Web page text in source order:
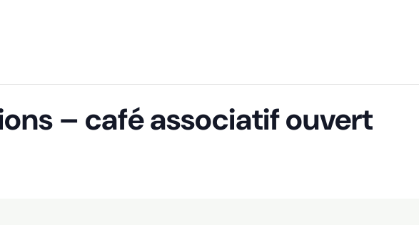
– café associatif ouvert